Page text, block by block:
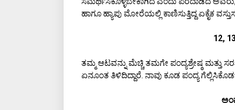
ಹಾಗೂ ಹ್ಯಾಪು ಮೋರೆಯಲ್ಲಿ ಕಾಣಿಸುತ್ತಿದ್ದ ಏಕೈಕ
12,
ತಮ್ಮ ಆಟವನ್ನು ಮೆಚ್ಚಿ ತಮಗೇ ಪಂದ್ಯಶ್ರೇಷ್ಠ ಮತ್ತು
ಏನೂಂತ ತಿಳಿದಿದ್ದಾರೆ. ನಾವು ಕೂಡ ಪಂದ್ಯ